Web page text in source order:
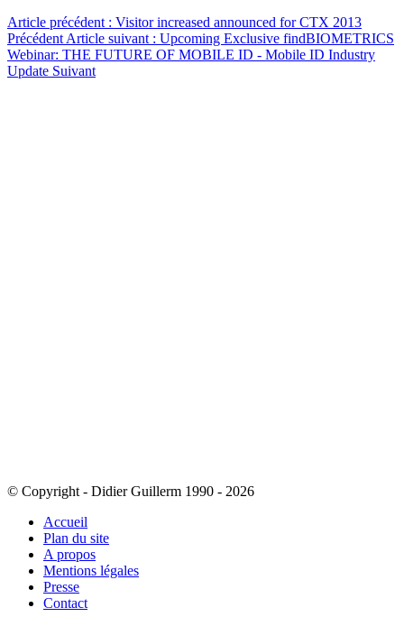
Article précédent : Visitor increased announced for CTX 2013
Précédent Article suivant : Upcoming Exclusive findBIOMETRICS
Webinar: THE FUTURE OF MOBILE ID - Mobile ID Industry
Update Suivant
© Copyright - Didier Guillerm 1990 - 2026
Accueil
Plan du site
A propos
Mentions légales
Presse
Contact